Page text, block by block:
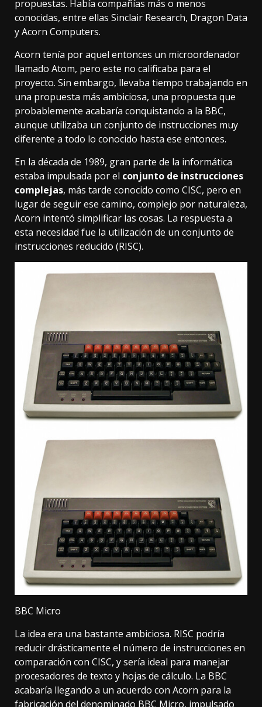
propuestas. Había compañías más o menos
conocidas, entre ellas Sinclair Research, Dragon Data
y Acorn Computers.
Acorn tenía por aquel entonces un microordenador
llamado Atom, pero este no calificaba para el
proyecto. Sin embargo, llevaba tiempo trabajando en
una propuesta más ambiciosa, una propuesta que
probablemente acabaría conquistando a la BBC,
aunque utilizaba un conjunto de instrucciones muy
diferente a todo lo conocido hasta ese entonces.
En la década de 1989, gran parte de la informática
estaba impulsada por el conjunto de instrucciones
complejas, más tarde conocido como CISC, pero en
lugar de seguir ese camino, complejo por naturaleza,
Acorn intentó simplificar las cosas. La respuesta a
esta necesidad fue la utilización de un conjunto de
instrucciones reducido (RISC).
BBC Micro
La idea era una bastante ambiciosa. RISC podría
reducir drásticamente el número de instrucciones en
comparación con CISC, y sería ideal para manejar
procesadores de texto y hojas de cálculo. La BBC
acabaría llegando a un acuerdo con Acorn para la
fabricación del denominado BBC Micro, impulsado